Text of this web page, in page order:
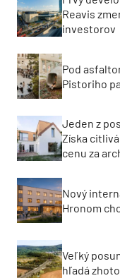
Reavis
investorov
Pod
Pistoriho
Jeden z
Získa
cenu za
Nový
Hronom
Veľký
hľadá